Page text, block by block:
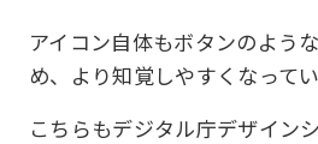
アイコン自体もボタンのよう
め、より知覚しやすくなってい
こちらもデジタル庁デザイン